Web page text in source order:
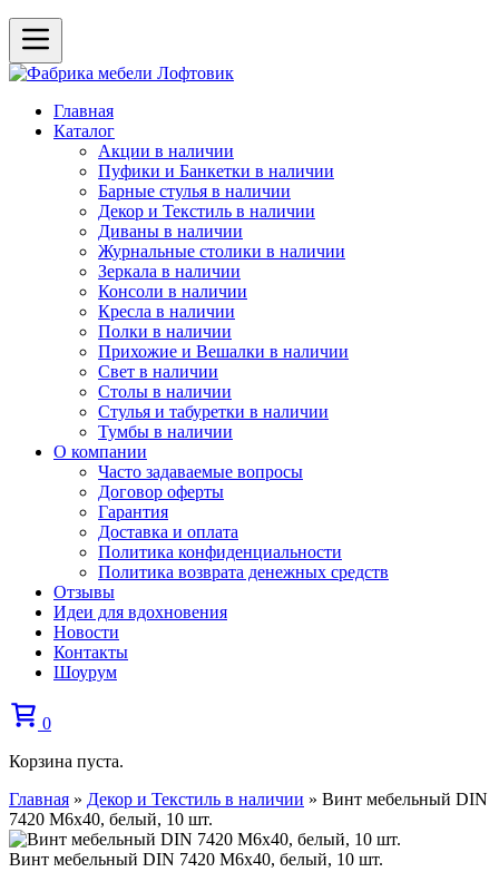
Главная
Каталог
Акции в наличии
Пуфики и Банкетки в наличии
Барные стулья в наличии
Декор и Текстиль в наличии
Диваны в наличии
Журнальные столики в наличии
Зеркала в наличии
Консоли в наличии
Кресла в наличии
Полки в наличии
Прихожие и Вешалки в наличии
Свет в наличии
Столы в наличии
Стулья и табуретки в наличии
Тумбы в наличии
О компании
Часто задаваемые вопросы
Договор оферты
Гарантия
Доставка и оплата
Политика конфиденциальности
Политика возврата денежных средств
Отзывы
Идеи для вдохновения
Новости
Контакты
Шоурум
0
Корзина пуста.
Главная » Декор и Текстиль в наличии » Винт мебельный DIN
7420 М6х40, белый, 10 шт.
Винт мебельный DIN 7420 М6х40, белый, 10 шт.